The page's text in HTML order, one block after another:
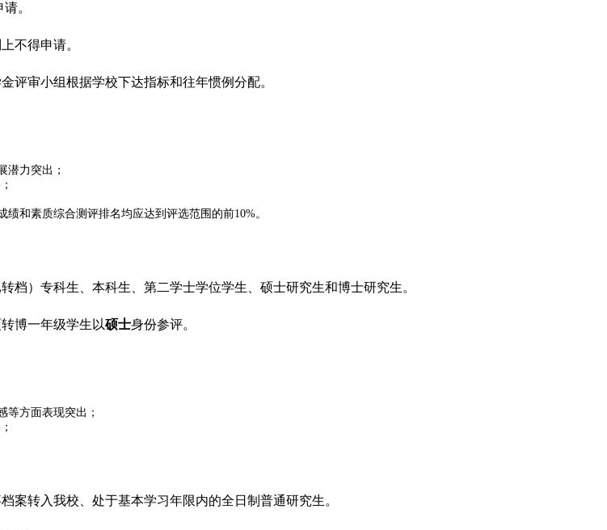
。
不得申请。
评审小组根据学校下达指标和往年惯例分配。
潜力突出；
和素质综合测评排名均应达到评选范围的前10%。
档）专科生、本科生、第二学士学位学生、硕士研究生和博士研究生。
博一年级学生以硕士身份参评。
等方面表现突出；
案转入我校、处于基本学习年限内的全日制普通研究生。